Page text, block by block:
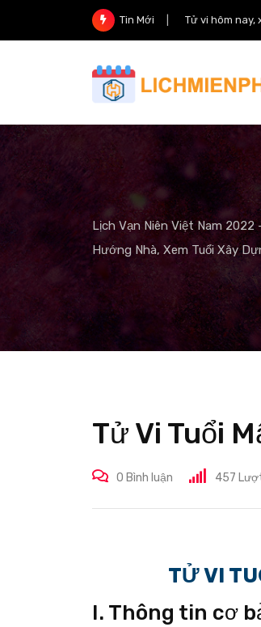
Tin Mới Tử vi hôm nay,
Lịch Vạn Niên Việt Nam
Hướng Nhà, Xem Tuổi Xây
Tử Vi Tuổi
0 Bình luận 457
TỬ VI
I. Thông tin cơ